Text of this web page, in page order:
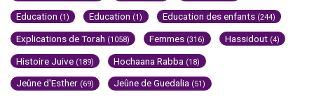
Education (1) Education (1) Education des enfants (244)
Explications de Torah (1058) Femmes (316) Hassidout (4)
Histoire Juive (189) Hochaana Rabba (18)
Jeûne d'Esther (69) Jeûne de Guedalia (51)